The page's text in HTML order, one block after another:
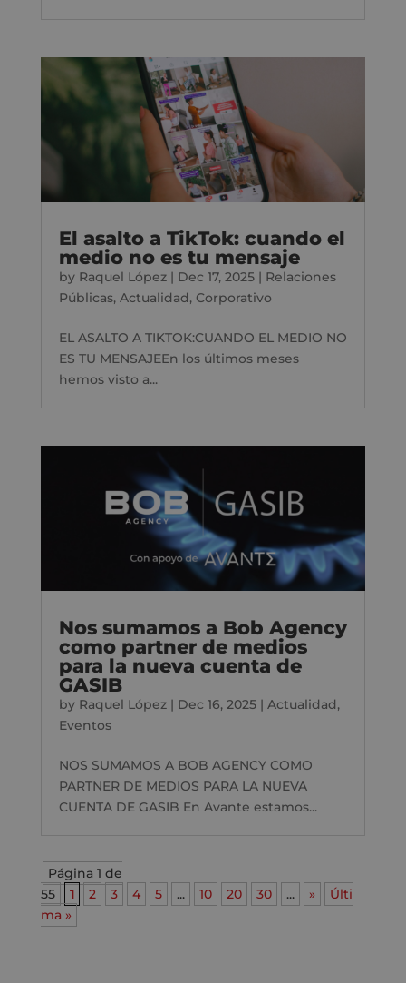
El asalto a TikTok: cuando el
medio no es tu mensaje
by Raquel López| Dec 17, 2025| Relaciones
Públicas, Actualidad, Corporativo
EL ASALTO A TIKTOK:CUANDO EL MEDIO NO
ES TU MENSAJEEn los últimos meses
hemos visto a...
Nos sumamos a Bob Agency
como partner de medios
para la nueva cuenta de
GASIB
by Raquel López| Dec 16, 2025| Actualidad,
Eventos
NOS SUMAMOS A BOB AGENCY COMO
PARTNER DE MEDIOS PARA LA NUEVA
CUENTA DE GASIB En Avante estamos...
Página 1 de
55
1 2 3 4 5 ... 10 20 30 ... »
Últi
ma »